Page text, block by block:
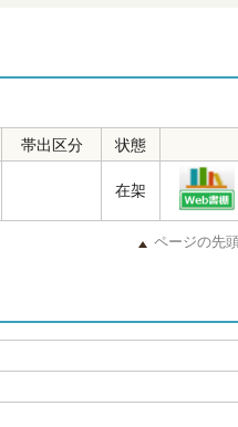
帯出区分 状態
在架
ページの先